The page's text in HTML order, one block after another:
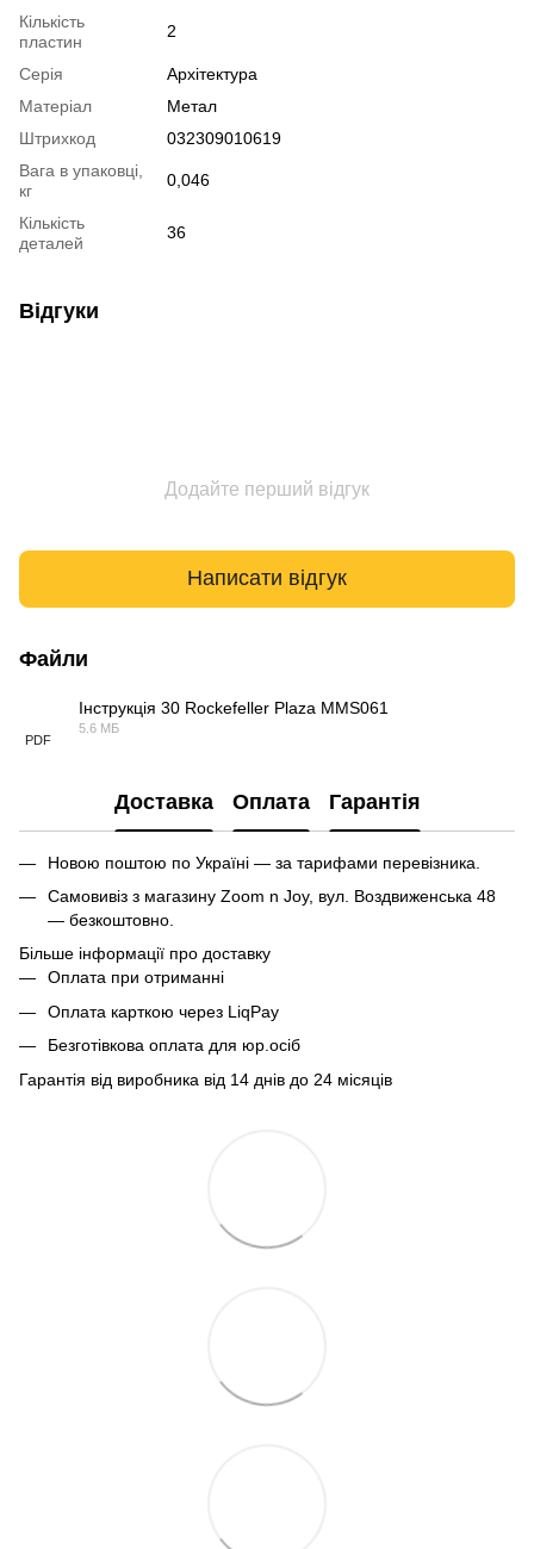
Кількість
пластин
2
Серія
Архітектура
Матеріал
Метал
Штрихкод
032309010619
Вага в упаковці,
кг
0,046
Кількість
деталей
36
Відгуки
Додайте перший відгук
Написати відгук
Файли
PDF
Інструкція 30 Rockefeller Plaza MMS061
5.6 МБ
Доставка Оплата Гарантія
Новою поштою по Україні — за тарифами перевізника.
Самовивіз з магазину Zoom n Joy, вул. Воздвиженська 48
— безкоштовно.
Більше інформації про доставку
Оплата при отриманні
Оплата карткою через LiqPay
Безготівкова оплата для юр.осіб
Гарантія від виробника від 14 днів до 24 місяців